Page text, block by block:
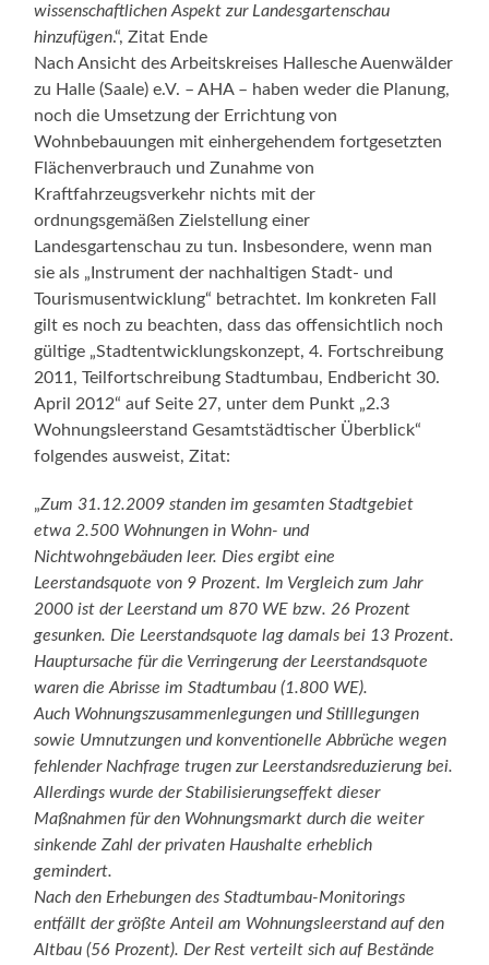
wissenschaftlichen Aspekt zur Landesgartenschau
hinzufügen.“, Zitat Ende
Nach Ansicht des Arbeitskreises Hallesche Auenwälder
zu Halle (Saale) e.V. – AHA – haben weder die Planung,
noch die Umsetzung der Errichtung von
Wohnbebauungen mit einhergehendem fortgesetzten
Flächenverbrauch und Zunahme von
Kraftfahrzeugsverkehr nichts mit der
ordnungsgemäßen Zielstellung einer
Landesgartenschau zu tun. Insbesondere, wenn man
sie als „Instrument der nachhaltigen Stadt- und
Tourismusentwicklung“ betrachtet. Im konkreten Fall
gilt es noch zu beachten, dass das offensichtlich noch
gültige „Stadtentwicklungskonzept, 4. Fortschreibung
2011, Teilfortschreibung Stadtumbau, Endbericht 30.
April 2012“ auf Seite 27, unter dem Punkt „2.3
Wohnungsleerstand Gesamtstädtischer Überblick“
folgendes ausweist, Zitat:
„Zum 31.12.2009 standen im gesamten Stadtgebiet
etwa 2.500 Wohnungen in Wohn- und
Nichtwohngebäuden leer. Dies ergibt eine
Leerstandsquote von 9 Prozent. Im Vergleich zum Jahr
2000 ist der Leerstand um 870 WE bzw. 26 Prozent
gesunken. Die Leerstandsquote lag damals bei 13 Prozent.
Hauptursache für die Verringerung der Leerstandsquote
waren die Abrisse im Stadtumbau (1.800 WE).
Auch Wohnungszusammenlegungen und Stilllegungen
sowie Umnutzungen und konventionelle Abbrüche wegen
fehlender Nachfrage trugen zur Leerstandsreduzierung bei.
Allerdings wurde der Stabilisierungseffekt dieser
Maßnahmen für den Wohnungsmarkt durch die weiter
sinkende Zahl der privaten Haushalte erheblich
gemindert.
Nach den Erhebungen des Stadtumbau-Monitorings
entfällt der größte Anteil am Wohnungsleerstand auf den
Altbau (56 Prozent). Der Rest verteilt sich auf Bestände